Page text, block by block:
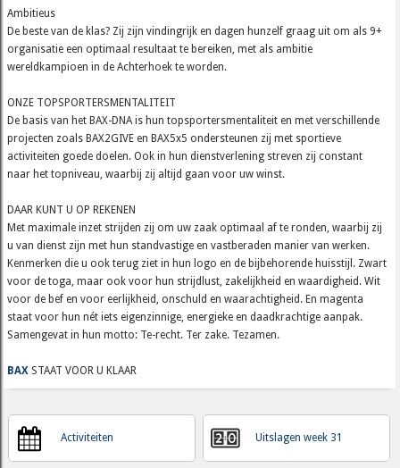
Ambitieus
De beste van de klas? Zij zijn vindingrijk en dagen hunzelf graag uit om als 9+
organisatie een optimaal resultaat te bereiken, met als ambitie
wereldkampioen in de Achterhoek te worden.
ONZE TOPSPORTERSMENTALITEIT
De basis van het BAX-DNA is hun topsportersmentaliteit en met verschillende
projecten zoals BAX2GIVE en BAX5x5 ondersteunen zij met sportieve
activiteiten goede doelen. Ook in hun dienstverlening streven zij constant
naar het topniveau, waarbij zij altijd gaan voor uw winst.
DAAR KUNT U OP REKENEN
Met maximale inzet strijden zij om uw zaak optimaal af te ronden, waarbij zij
u van dienst zijn met hun standvastige en vastberaden manier van werken.
Kenmerken die u ook terug ziet in hun logo en de bijbehorende huisstijl. Zwart
voor de toga, maar ook voor hun strijdlust, zakelijkheid en waardigheid. Wit
voor de bef en voor eerlijkheid, onschuld en waarachtigheid. En magenta
staat voor hun nét iets eigenzinnige, energieke en daadkrachtige aanpak.
Samengevat in hun motto: Te-recht. Ter zake. Tezamen.
BAX STAAT VOOR U KLAAR
Activiteiten Uitslagen week 31